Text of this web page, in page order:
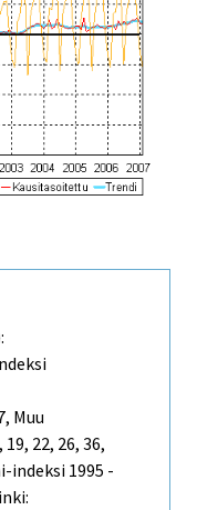
Muu
22, 26, 36,
1995 -